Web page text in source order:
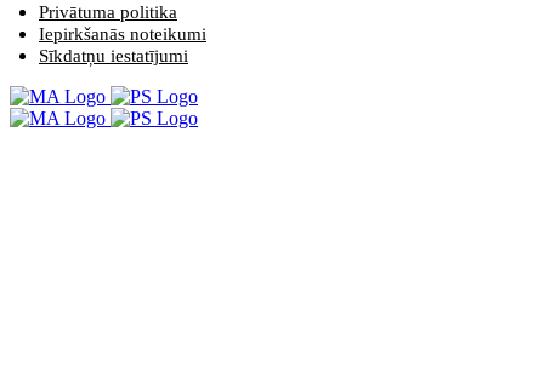
Privātuma politika
Iepirkšanās noteikumi
Sīkdatņu iestatījumi